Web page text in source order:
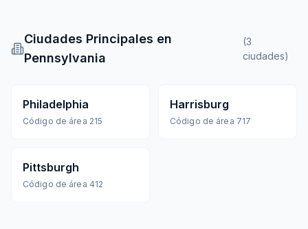
Ciudades Principales en
Pennsylvania
(3
ciudades)
Philadelphia
Código de área 215
Harrisburg
Código de área 717
Pittsburgh
Código de área 412